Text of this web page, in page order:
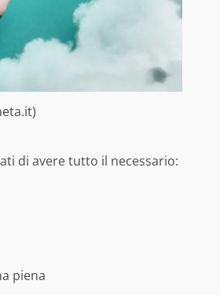
di avere tutto il necessario:
piena